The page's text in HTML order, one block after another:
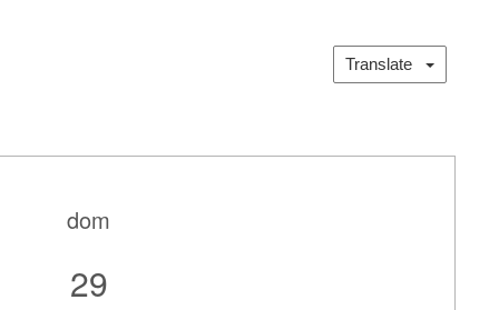
Translate
dom
29